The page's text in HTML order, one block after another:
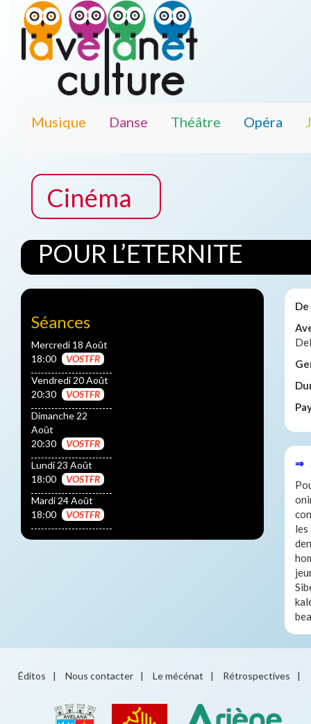
Musique Danse Théâtre Opéra
Cinéma
POUR L’ETERNITE
Séances
Mercredi 18 Août
18:00
VOSTFR
Vendredi 20 Août
20:30
VOSTFR
Dimanche 22
Août
20:30
VOSTFR
Lundi 23 Août
18:00
VOSTFR
Mardi 24 Août
18:00
VOSTFR
De
⇒
les
Éditos | Nous contacter | Le mécénat | Rétrospectives |